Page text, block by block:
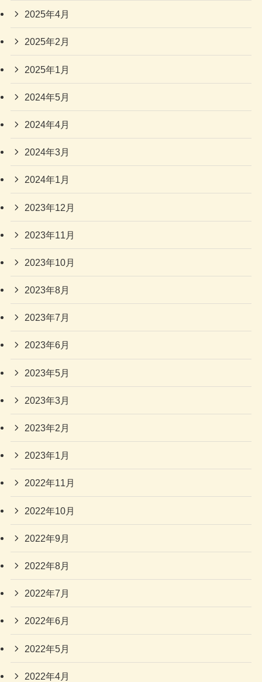
2025年4月
2025年2月
2025年1月
2024年5月
2024年4月
2024年3月
2024年1月
2023年12月
2023年11月
2023年10月
2023年8月
2023年7月
2023年6月
2023年5月
2023年3月
2023年2月
2023年1月
2022年11月
2022年10月
2022年9月
2022年8月
2022年7月
2022年6月
2022年5月
2022年4月